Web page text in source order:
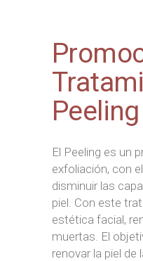
El Peeling es un
exfoliación, con
disminuir las
piel. Con este
estética facial,
muertas. El
renovar la piel de